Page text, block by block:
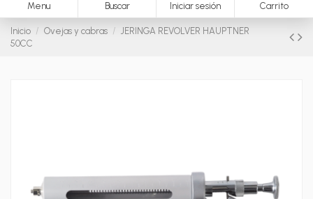
Menu Buscar Iniciar sesión Carrito
Inicio Ovejas y cabras
JERINGA REVOLVER HAUPTNER
50CC